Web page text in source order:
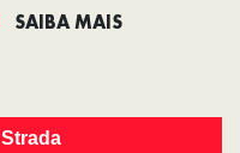
SAIBA MAIS
Strada